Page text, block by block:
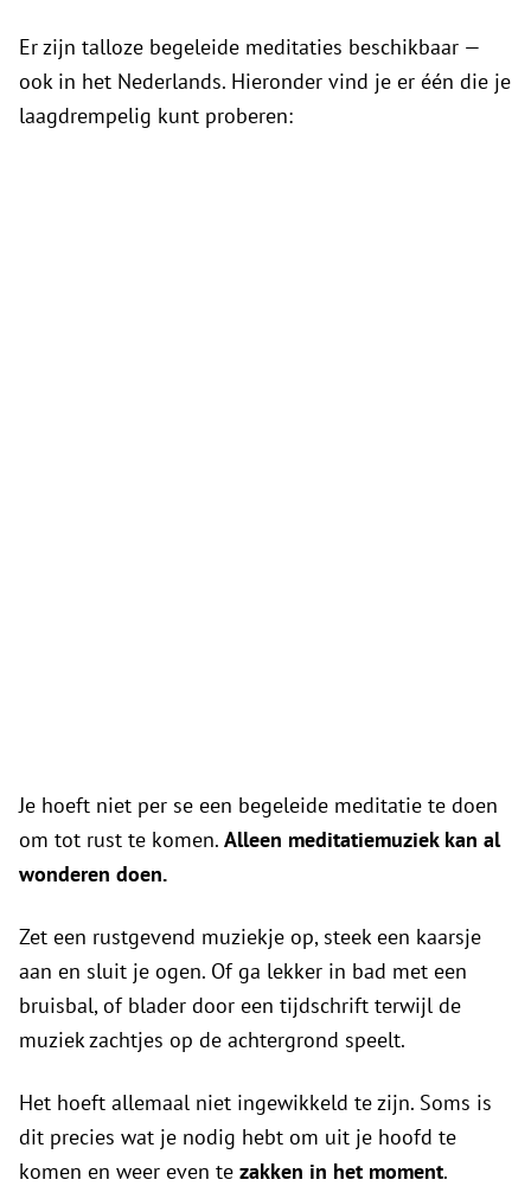
Er zijn talloze begeleide meditaties beschikbaar —
ook in het Nederlands. Hieronder vind je er één die je
laagdrempelig kunt proberen:
Je hoeft niet per se een begeleide meditatie te doen
om tot rust te komen. Alleen meditatiemuziek kan al
wonderen doen.
Zet een rustgevend muziekje op, steek een kaarsje
aan en sluit je ogen. Of ga lekker in bad met een
bruisbal, of blader door een tijdschrift terwijl de
muziek zachtjes op de achtergrond speelt.
Het hoeft allemaal niet ingewikkeld te zijn. Soms is
dit precies wat je nodig hebt om uit je hoofd te
komen en weer even te zakken in het moment.